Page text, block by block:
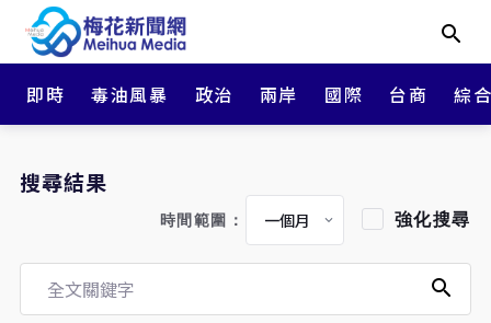
即時 毒油風暴 政治 兩岸 國際 台商 綜
搜尋結果
時間範圍： 強化搜尋